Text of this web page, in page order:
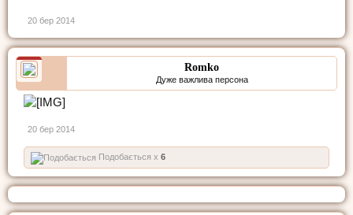
20 бер 2014
Romko
Дуже важлива персона
20 бер 2014
Подобається x 6